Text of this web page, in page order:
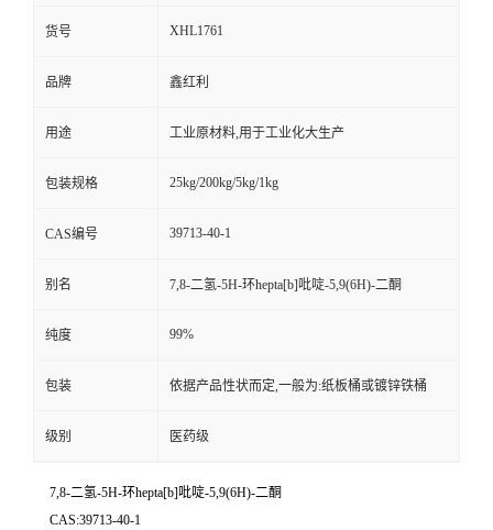
货号 XHL1761
品牌 鑫红利
用途 工业原材料,用于工业化大生产
包装规格 25kg/200kg/5kg/1kg
CAS编号 39713-40-1
别名 7,8-二氢-5H-环hepta[b]吡啶-5,9(6H)-二酮
纯度 99%
包装 依据产品性状而定,一般为:纸板桶或镀锌铁桶
级别 医药级
7,8-二氢-5H-环hepta[b]吡啶-5,9(6H)-二酮
CAS:39713-40-1